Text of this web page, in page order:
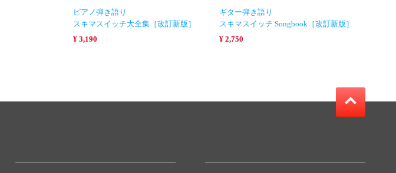
ピアノ弾き語り
スキマスイッチ大全集［改訂新版］
¥ 3,190
ギター弾き語り
スキマスイッチ Songbook［改訂新版］
¥ 2,750